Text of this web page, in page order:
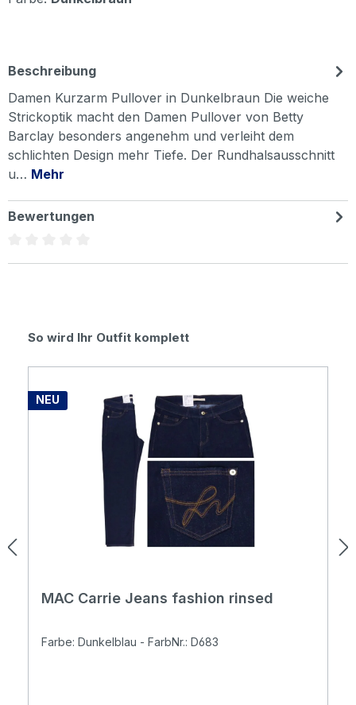
Beschreibung
Damen Kurzarm Pullover in Dunkelbraun Die weiche
Strickoptik macht den Damen Pullover von Betty
Barclay besonders angenehm und verleiht dem
schlichten Design mehr Tiefe. Der Rundhalsausschnitt
u… Mehr
Bewertungen
Produktgalerie überspringen
So wird Ihr Outfit komplett
NEU
MAC Carrie Jeans fashion rinsed
Farbe: Dunkelblau - FarbNr.: D683